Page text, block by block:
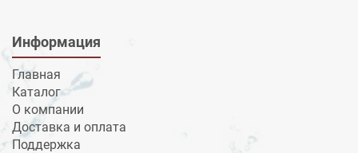
Информация
Главная
Каталог
О компании
Доставка и оплата
Поддержка